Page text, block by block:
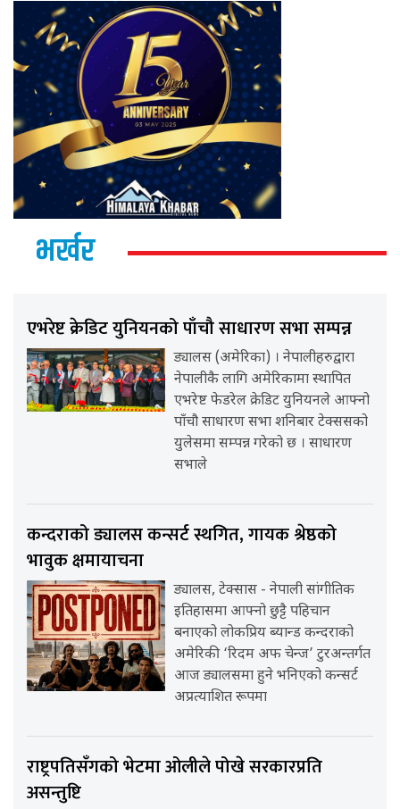
भर्खर
एभरेष्ट क्रेडिट युनियनको पाँचौ साधारण सभा सम्पन्न
ड्यालस (अमेरिका) । नेपालीहरुद्वारा
नेपालीकै लागि अमेरिकामा स्थापित
एभरेष्ट फेडरेल क्रेडिट युनियनले आफ्नो
पाँचौ साधारण सभा शनिबार टेक्ससको
युलेसमा सम्पन्न गरेको छ । साधारण
सभाले
कन्दराको ड्यालस कन्सर्ट स्थगित, गायक श्रेष्ठको
भावुक क्षमायाचना
ड्यालस, टेक्सास - नेपाली सांगीतिक
इतिहासमा आफ्नो छुट्टै पहिचान
बनाएको लोकप्रिय ब्यान्ड कन्दराको
अमेरिकी ‘रिदम अफ चेन्ज’ टुरअन्तर्गत
आज ड्यालसमा हुने भनिएको कन्सर्ट
अप्रत्याशित रूपमा
राष्ट्रपतिसँगको भेटमा ओलीले पोखे सरकारप्रति
असन्तुष्टि